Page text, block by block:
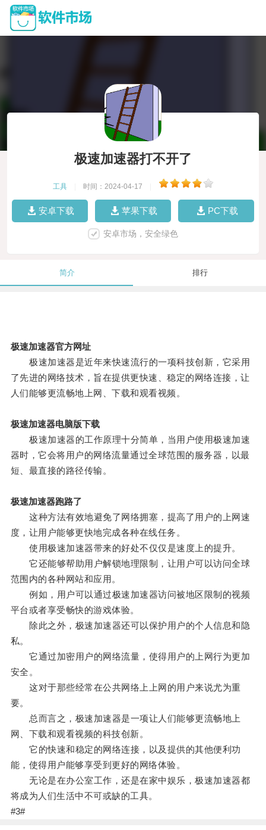
极速加速器打不开了
工具 时间：2024-04-17
安卓下载 苹果下载 PC下载
安卓市场，安全绿色
简介 排行
极速加速器官方网址
极速加速器是近年来快速流行的一项科技创新，它采用
了先进的网络技术，旨在提供更快速、稳定的网络连接，让
人们能够更流畅地上网、下载和观看视频。
极速加速器电脑版下载
极速加速器的工作原理十分简单，当用户使用极速加速
器时，它会将用户的网络流量通过全球范围的服务器，以最
短、最直接的路径传输。
极速加速器跑路了
这种方法有效地避免了网络拥塞，提高了用户的上网速
度，让用户能够更快地完成各种在线任务。
使用极速加速器带来的好处不仅仅是速度上的提升。
它还能够帮助用户解锁地理限制，让用户可以访问全球
范围内的各种网站和应用。
例如，用户可以通过极速加速器访问被地区限制的视频
平台或者享受畅快的游戏体验。
除此之外，极速加速器还可以保护用户的个人信息和隐
私。
它通过加密用户的网络流量，使得用户的上网行为更加
安全。
这对于那些经常在公共网络上上网的用户来说尤为重
要。
总而言之，极速加速器是一项让人们能够更流畅地上
网、下载和观看视频的科技创新。
它的快速和稳定的网络连接，以及提供的其他便利功
能，使得用户能够享受到更好的网络体验。
无论是在办公室工作，还是在家中娱乐，极速加速器都
将成为人们生活中不可或缺的工具。
#3#